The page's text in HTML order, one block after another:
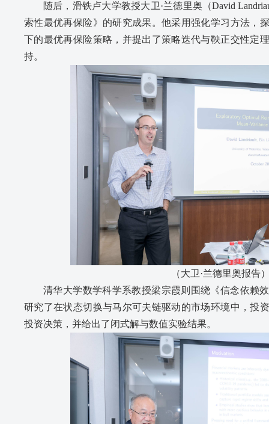
随后，滑铁卢大学教授大卫·兰德里奥（David
索性最优再保险》的研究成果。他采用强化学习方法，
下的最优再保险策略，并提出了策略迭代与鞅正交性定
持。
（大卫·兰德里奥报告
清华大学数学科学系教授梁宗霞则围绕《信念依赖
研究了在状态切换与马尔可夫链驱动的市场环境中，投
投资决策，并给出了闭式解与数值实验结果。